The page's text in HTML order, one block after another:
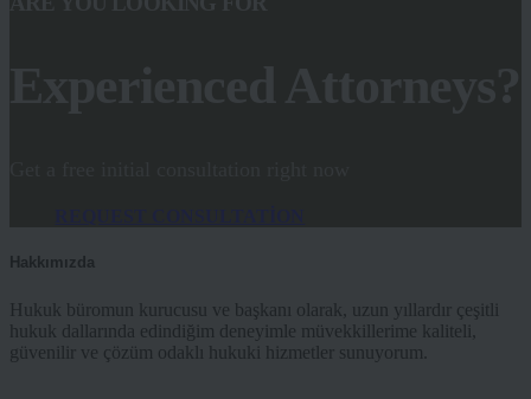
Hakkımızda
Hukuk büromun kurucusu ve başkanı olarak, uzun yıllardır çeşitli
hukuk dallarında edindiğim deneyimle müvekkillerime kaliteli,
güvenilir ve çözüm odaklı hukuki hizmetler sunuyorum.